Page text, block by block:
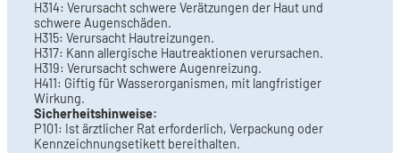
H314: Verursacht schwere Verätzungen der Haut und
schwere Augenschäden.
H315: Verursacht Hautreizungen.
H317: Kann allergische Hautreaktionen verursachen.
H319: Verursacht schwere Augenreizung.
H411: Giftig für Wasserorganismen, mit langfristiger
Wirkung.
Sicherheitshinweise:
P101: Ist ärztlicher Rat erforderlich, Verpackung oder
Kennzeichnungsetikett bereithalten.